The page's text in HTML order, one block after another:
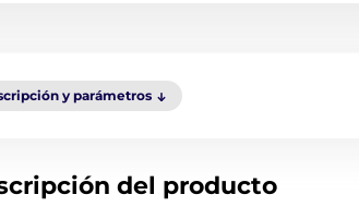
y parámetros
del producto